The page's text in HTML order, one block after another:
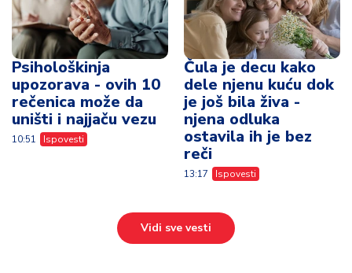
Psihološkinja
upozorava - ovih 10
rečenica može da
uništi i najjaču vezu
10:51 Ispovesti
Čula je decu kako
dele njenu kuću dok
je još bila živa -
njena odluka
ostavila ih je bez
reči
13:17 Ispovesti
Vidi sve vesti